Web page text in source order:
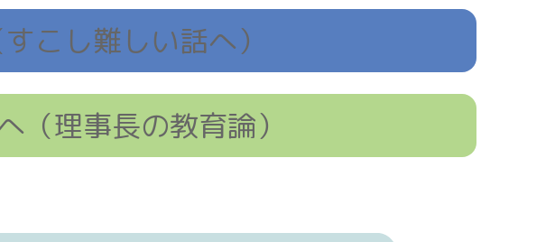
すこし難しい話へ）
（理事長の教育論）